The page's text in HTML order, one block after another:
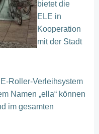
bietet die
ELE in
Kooperation
mit der Stadt
Roller-Verleihsystem
Namen „ella“ können
im gesamten